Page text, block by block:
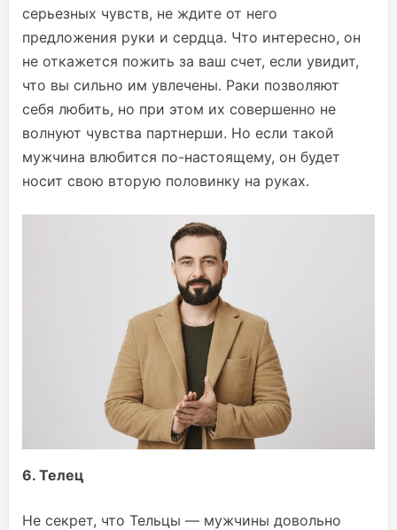
серьезных чувств, не ждите от него
предложения руки и сердца. Что интересно, он
не откажется пожить за ваш счет, если увидит,
что вы сильно им увлечены. Раки позволяют
себя любить, но при этом их совершенно не
волнуют чувства партнерши. Но если такой
мужчина влюбится по-настоящему, он будет
носит свою вторую половинку на руках.
6. Телец
Не секрет, что Тельцы — мужчины довольно